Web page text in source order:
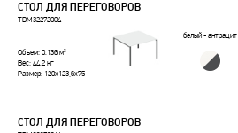
СТОЛ ДЛЯ ПЕРЕГОВОРОВ
TDM32272004
белый - антрацит
Объем: 0.136 м³
Вес: 44.2 кг
Размер: 120x123,6x75
СТОЛ ДЛЯ ПЕРЕГОВОРОВ